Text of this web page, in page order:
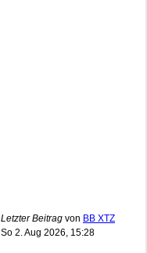
Letzter Beitrag von BB XTZ
So 2. Aug 2026, 15:28